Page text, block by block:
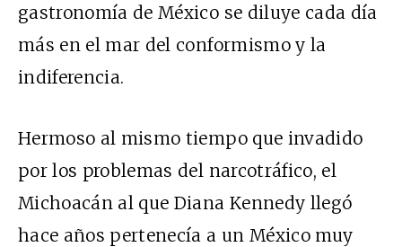
gastronomía de México se diluye cada día
más en el mar del conformismo y la
indiferencia.
Hermoso al mismo tiempo que invadido
por los problemas del narcotráfico, el
Michoacán al que Diana Kennedy llegó
hace años pertenecía a un México muy